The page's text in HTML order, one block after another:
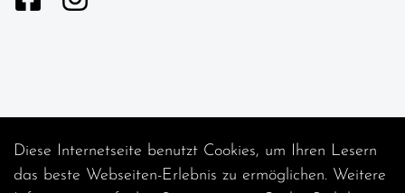
Diese Internetseite benutzt Cookies, um Ihren Lesern
das beste Webseiten-Erlebnis zu ermöglichen. Weitere
Auftrag widerrufen